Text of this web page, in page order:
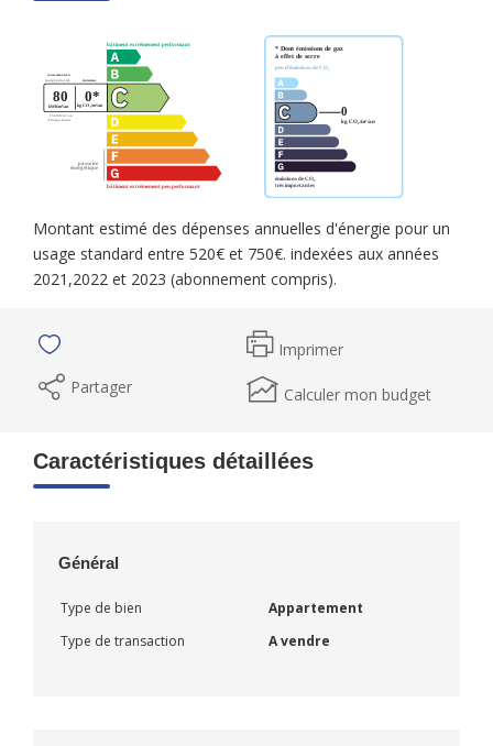
Montant estimé des dépenses annuelles d'énergie pour un
usage standard entre 520€ et 750€. indexées aux années
2021,2022 et 2023 (abonnement compris).
Imprimer
Partager
Calculer mon budget
Caractéristiques détaillées
Général
Type de bien
Appartement
Type de transaction
A vendre